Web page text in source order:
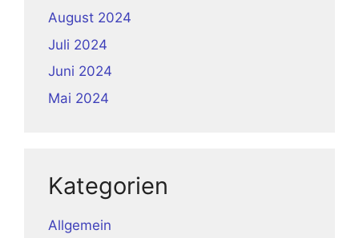
August 2024
Juli 2024
Juni 2024
Mai 2024
Kategorien
Allgemein